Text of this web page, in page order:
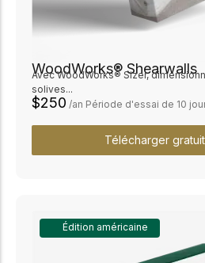
WoodWorks® Shearwalls
Avec WoodWorks® Sizer,
solives...
$250 /an Période d'essai de 10
Télécharger
Édition américaine